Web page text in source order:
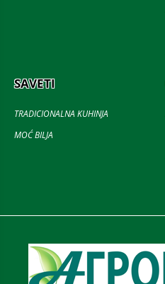
SAVETI
TRADICIONALNA KUHINJA
MOĆ BILJA